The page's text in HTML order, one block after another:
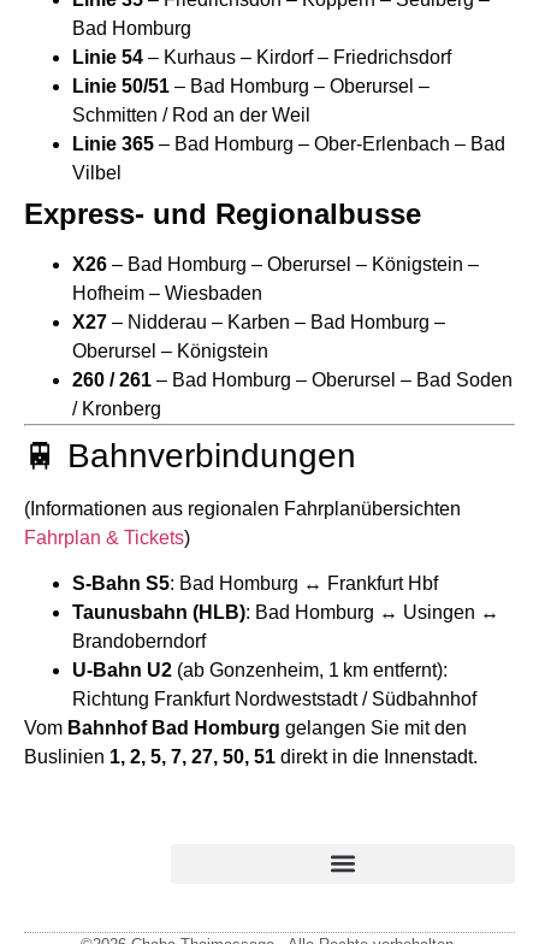
Bad Homburg
Linie 54 – Kurhaus – Kirdorf – Friedrichsdorf
Linie 50/51 – Bad Homburg – Oberursel –
Schmitten / Rod an der Weil
Linie 365 – Bad Homburg – Ober-Erlenbach – Bad
Vilbel
Express- und Regionalbusse
X26 – Bad Homburg – Oberursel – Königstein –
Hofheim – Wiesbaden
X27 – Nidderau – Karben – Bad Homburg –
Oberursel – Königstein
260 / 261 – Bad Homburg – Oberursel – Bad Soden
/ Kronberg
🚆 Bahnverbindungen
(Informationen aus regionalen Fahrplanübersichten
Fahrplan & Tickets)
S-Bahn S5: Bad Homburg ↔ Frankfurt Hbf
Taunusbahn (HLB): Bad Homburg ↔ Usingen ↔
Brandoberndorf
U-Bahn U2 (ab Gonzenheim, 1 km entfernt):
Richtung Frankfurt Nordweststadt / Südbahnhof
Vom Bahnhof Bad Homburg gelangen Sie mit den
Buslinien 1, 2, 5, 7, 27, 50, 51 direkt in die Innenstadt.